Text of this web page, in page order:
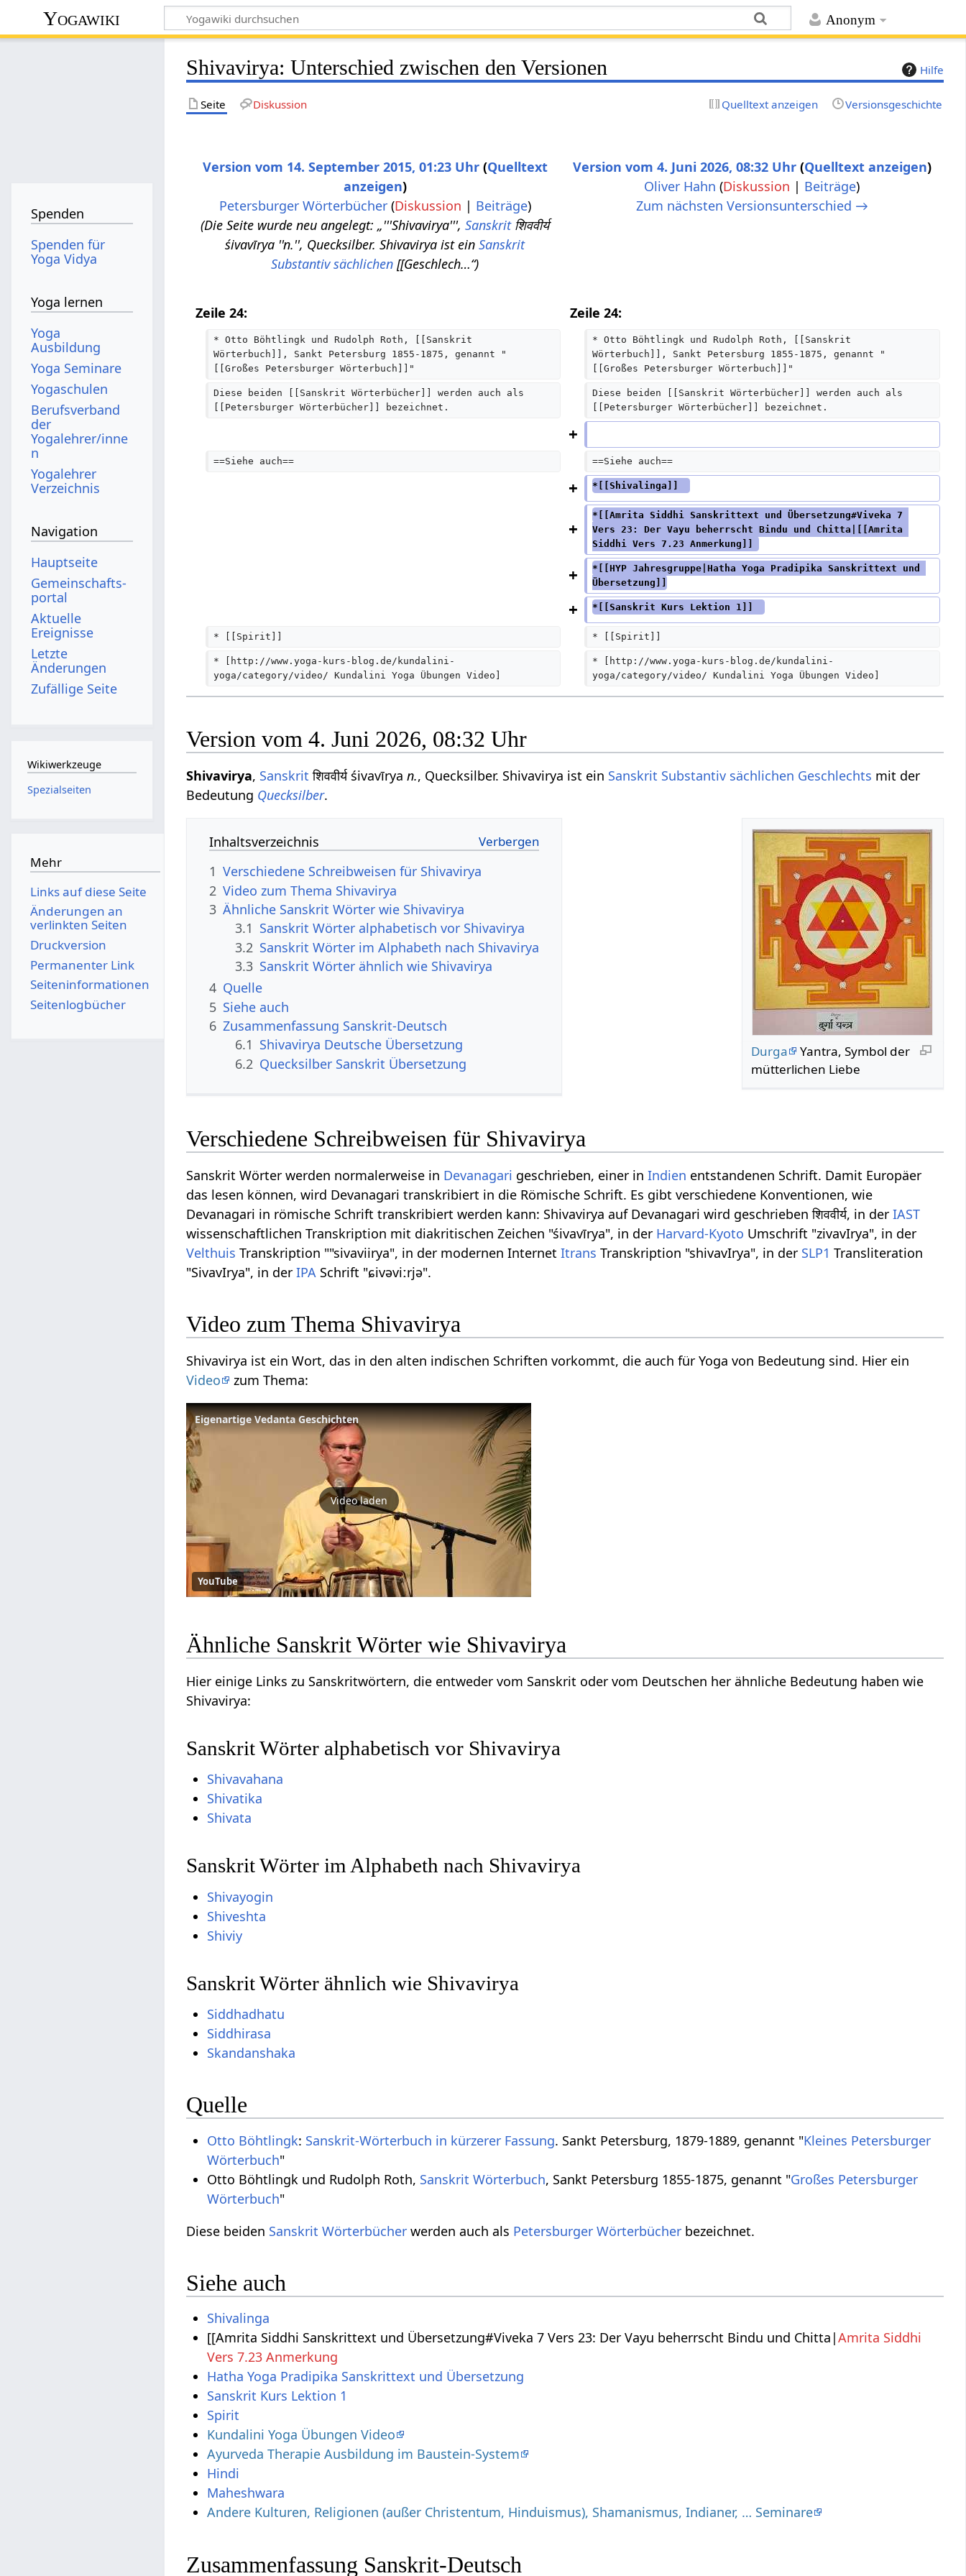
Anonym
Yogawiki
Hilfe
Shivavirya: Unterschied zwischen den Versionen
Seite Diskussion Quelltext anzeigen Versionsgeschichte
Version vom 14. September 2015, 01:23 Uhr Quelltext
anzeigen
Petersburger Wörterbücher (Diskussion | Beiträge)
Die Seite wurde neu angelegt: „'''Shivavirya''',Sanskritशिववीर्य
śivavīrya ''n.'', Quecksilber. Shivavirya ist einSanskrit
Substantiv sächlichen [[Geschlech…“
Version vom 4. Juni 2026, 08:32 Uhr Quelltext anzeigen
Oliver Hahn (Diskussion | Beiträge)
e
t
g
z
s
m
s
u
Zum nächsten Versionsunterschied →
Zeile 24: Zeile 24:
* Otto Böhtlingk und Rudolph Roth, [[Sanskrit
Wörterbuch]], Sankt Petersburg 1855-1875, genannt "
[[Großes Petersburger Wörterbuch]]"
* Otto Böhtlingk und Rudolph Roth, [[Sanskrit
Wörterbuch]], Sankt Petersburg 1855-1875, genannt "
[[Großes Petersburger Wörterbuch]]"
Diese beiden [[Sanskrit Wörterbücher]] werden auch als
[[Petersburger Wörterbücher]] bezeichnet.
Diese beiden [[Sanskrit Wörterbücher]] werden auch als
[[Petersburger Wörterbücher]] bezeichnet.
==Siehe auch== ==Siehe auch==
*[[Shivalinga]]
*[[Amrita Siddhi Sanskrittext und Übersetzung#Viveka 7
Vers 23: Der Vayu beherrscht Bindu und Chitta|[[Amrita
Siddhi Vers 7.23 Anmerkung]]
*[[HYP Jahresgruppe|Hatha Yoga Pradipika Sanskrittext und
Übersetzung]]
*[[Sanskrit Kurs Lektion 1]]
* [[Spirit]] * [[Spirit]]
* [http://www.yoga-kurs-blog.de/kundalini-
yoga/category/video/ Kundalini Yoga Übungen Video]
* [http://www.yoga-kurs-blog.de/kundalini-
yoga/category/video/ Kundalini Yoga Übungen Video]
Version vom 4. Juni 2026, 08:32 Uhr
Shivavirya, Sanskrit शिववीर्य śivavīryan., Quecksilber. Shivavirya ist ein Sanskrit Substantiv sächlichen Geschlechts mit der
Bedeutung Quecksilber.
Durga
Yantra, Symbol der
mütterlichen Liebe
Inhaltsverzeichnis
1 Verschiedene Schreibweisen für Shivavirya
2 Video zum Thema Shivavirya
3 Ähnliche Sanskrit Wörter wie Shivavirya
3.1 Sanskrit Wörter alphabetisch vor Shivavirya
3.2 Sanskrit Wörter im Alphabeth nach Shivavirya
3.3 Sanskrit Wörter ähnlich wie Shivavirya
4 Quelle
5 Siehe auch
6 Zusammenfassung Sanskrit-Deutsch
6.1 Shivavirya Deutsche Übersetzung
6.2 Quecksilber Sanskrit Übersetzung
Verschiedene Schreibweisen für Shivavirya
Sanskrit Wörter werden normalerweise in Devanagari geschrieben, einer inIndien entstandenen Schrift. Damit Europäer
das lesen können, wird Devanagari transkribiert in die Römische Schrift. Es gibt verschiedene Konventionen, wie
Devanagari in römische Schrift transkribiert werden kann: Shivavirya auf Devanagari wird geschrieben शिववीर्य, in derIAST
wissenschaftlichen Transkription mit diakritischen Zeichen "śivavīrya", in der Harvard-Kyoto Umschrift "zivavIrya", in der
Velthuis Transkription ""sivaviirya", in der modernen InternetItrans Transkription "shivavIrya", in der SLP1 Transliteration
"SivavIrya", in derIPA Schrift "ɕivəviːrjə".
Video zum Thema Shivavirya
Shivavirya ist ein Wort, das in den alten indischen Schriften vorkommt, die auch für Yoga von Bedeutung sind. Hier ein
Video
zum Thema:
Eigenartige Vedanta Geschichten
Video laden
YouTube
Ähnliche Sanskrit Wörter wie Shivavirya
Hier einige Links zu Sanskritwörtern, die entweder vom Sanskrit oder vom Deutschen her ähnliche Bedeutung haben wie
Shivavirya:
Sanskrit Wörter alphabetisch vor Shivavirya
Shivavahana
Shivatika
Shivata
Sanskrit Wörter im Alphabeth nach Shivavirya
Shivayogin
Shiveshta
Shiviy
Sanskrit Wörter ähnlich wie Shivavirya
Siddhadhatu
Siddhirasa
Skandanshaka
Quelle
Otto Böhtlingk: Sanskrit-Wörterbuch in kürzerer Fassung. Sankt Petersburg, 1879-1889, genannt "Kleines Petersburger
Wörterbuch"
Otto Böhtlingk und Rudolph Roth, Sanskrit Wörterbuch, Sankt Petersburg 1855-1875, genannt "Großes Petersburger
Wörterbuch"
Diese beiden Sanskrit Wörterbücher werden auch als Petersburger Wörterbücher bezeichnet.
Siehe auch
Shivalinga
[[Amrita Siddhi Sanskrittext und Übersetzung#Viveka 7 Vers 23: Der Vayu beherrscht Bindu und Chitta|Amrita Siddhi
Vers 7.23 Anmerkung
Hatha Yoga Pradipika Sanskrittext und Übersetzung
Sanskrit Kurs Lektion 1
Spirit
Kundalini Yoga Übungen Video
Ayurveda Therapie Ausbildung im Baustein-System
Hindi
Maheshwara
Andere Kulturen, Religionen (außer Christentum, Hinduismus), Shamanismus, Indianer, … Seminare
Zusammenfassung Sanskrit-Deutsch
Spenden
Spenden für
Yoga Vidya
Yoga lernen
Yoga
Ausbildung
Yoga Seminare
Yogaschulen
Berufsverband
der
Yogalehrer/inne
n
Yogalehrer
Verzeichnis
Navigation
Hauptseite
Gemeinschafts­
portal
Aktuelle
Ereignisse
Letzte
Änderungen
Zufällige Seite
Wikiwerkzeuge
Spezialseiten
Mehr
Links auf diese Seite
Änderungen an
verlinkten Seiten
Druckversion
Permanenter Link
Seiten­­informationen
Seitenlogbücher